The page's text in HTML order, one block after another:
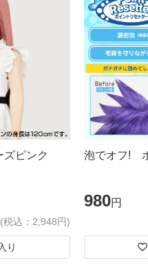
ズピンク
(税込：2,948円)
り
泡でオフ!
980円